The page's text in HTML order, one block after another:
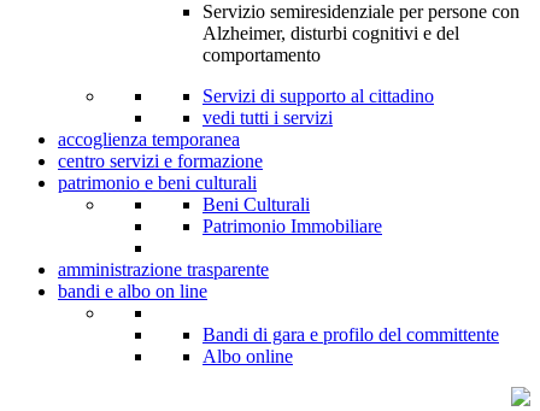
Servizio semiresidenziale per persone con
Alzheimer, disturbi cognitivi e del
comportamento
Servizi di supporto al cittadino
vedi tutti i servizi
accoglienza temporanea
centro servizi e formazione
patrimonio e beni culturali
Beni Culturali
Patrimonio Immobiliare
amministrazione trasparente
bandi e albo on line
Bandi di gara e profilo del committente
Albo online